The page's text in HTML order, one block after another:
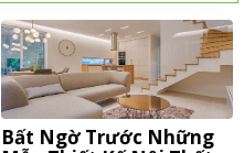
Bất Ngờ Trước Những